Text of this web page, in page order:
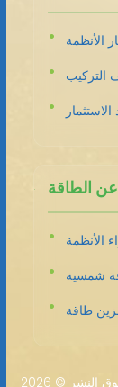
الأنظمة
التركيب
الاستثمار
الطاقة
الأنظمة
شمسية
طاقة
النشر ©